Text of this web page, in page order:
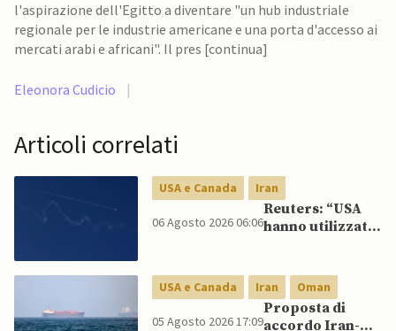
l'aspirazione dell'Egitto a diventare "un hub industriale
regionale per le industrie americane e una porta d'accesso ai
mercati arabi e africani". Il pres [continua]
Eleonora Cudicio |
Articoli correlati
USA e Canada Iran
06 Agosto 2026 06:06
Reuters: “USA
hanno utilizzato
precisione a
lungo raggio”
USA e Canada Iran Oman
05 Agosto 2026 17:09
Proposta di
accordo Iran-